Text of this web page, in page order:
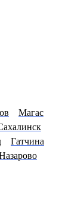
Магас
Гатчина